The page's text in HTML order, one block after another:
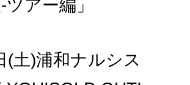
ツアー編」
(土)浦和ナルシス